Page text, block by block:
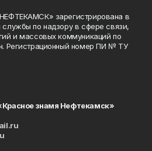
зарегистрирована в
по надзору в сфере связи,
и массовых коммуникаций по
Регистрационный номер ПИ № ТУ
знамя Нефтекамск»